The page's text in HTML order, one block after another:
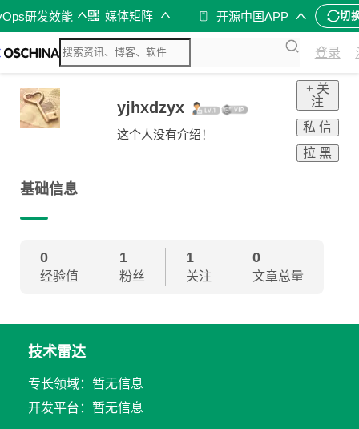
研发效能 媒体矩阵 开源中国APP 切
登录
yjhxdzyx
这个人没有介绍！
+ 关
注
私 信
拉 黑
基础信息
0
经验值
1
粉丝
1
关注
0
文章总量
技术雷达
专长领域：暂无信息
开发平台：暂无信息